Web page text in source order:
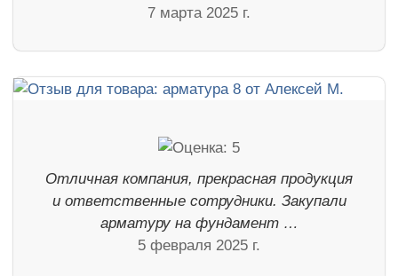
7 марта 2025 г.
Отличная компания, прекрасная продукция
и ответственные сотрудники. Закупали
арматуру на фундамент …
5 февраля 2025 г.